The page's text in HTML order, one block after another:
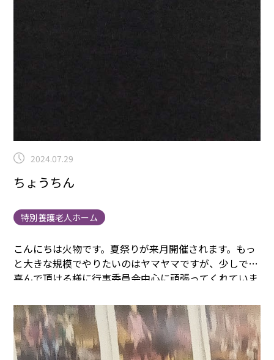
2024.07.29
ちょうちん
特別養護老人ホーム
こんにちは火物です。 夏祭りが来月開催されます。 もっ
と大きな規模でやりたいのはヤマヤマですが、少しでも
喜んで頂ける様に行事委員会中心に頑張ってくれていま